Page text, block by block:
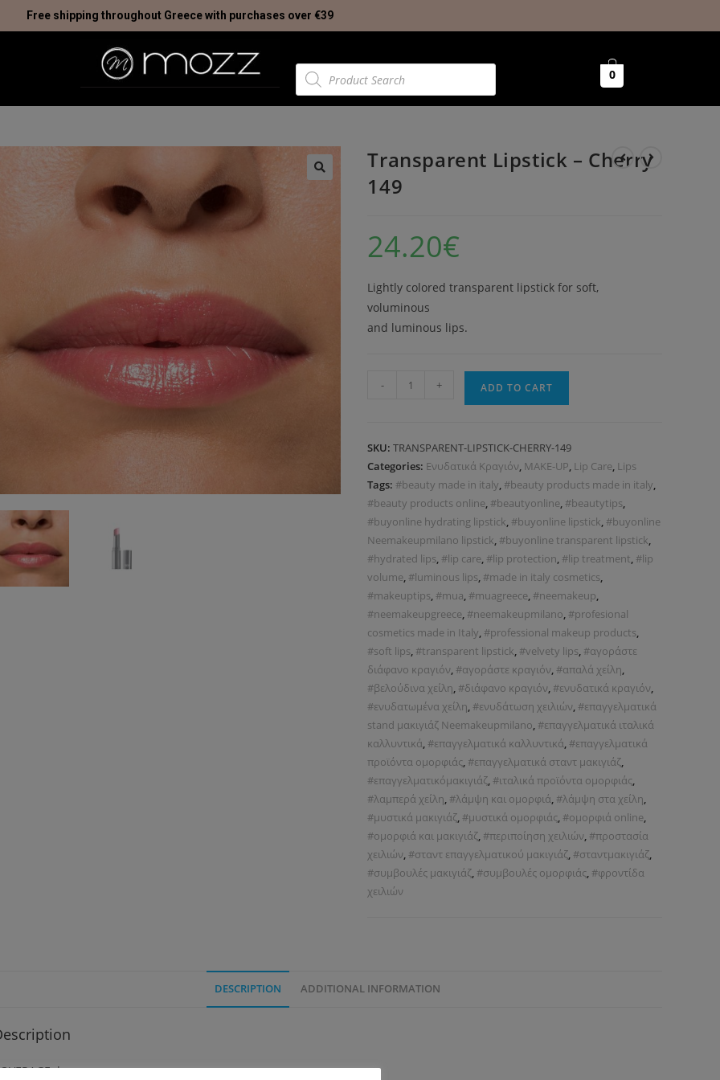
Free shipping throughout Greece with purchases over €39
0
Transparent Lipstick – Cherry
149
24.20€
Lightly colored transparent lipstick for soft,
voluminous
and luminous lips.
- + ADD TO CART
SKU:TRANSPARENT-LIPSTICK-CHERRY-149
Categories: Ενυδατικά Κραγιόν, MAKE-UP, Lip Care, Lips
Tags: #beauty made in italy, #beauty products made in italy,
#beauty products online, #beautyonline, #beautytips,
#buyonline hydrating lipstick, #buyonline lipstick, #buyonline
Neemakeupmilano lipstick, #buyonline transparent lipstick,
#hydrated lips, #lip care, #lip protection, #lip treatment, #lip
volume, #luminous lips, #made in italy cosmetics,
#makeuptips, #mua, #muagreece, #neemakeup,
#neemakeupgreece, #neemakeupmilano, #profesional
cosmetics made in Italy, #professional makeup products,
#soft lips, #transparent lipstick, #velvety lips, #αγοράστε
διάφανο κραγιόν, #αγοράστε κραγιόν, #απαλά χείλη,
#βελούδινα χείλη, #διάφανο κραγιόν, #ενυδατικά κραγιόν,
#ενυδατωμένα χείλη, #ενυδάτωση χειλιών, #επαγγελματικά
stand μακιγιάζ Neemakeupmilano, #επαγγελματικά ιταλικά
καλλυντικά, #επαγγελματικά καλλυντικά, #επαγγελματικά
προϊόντα ομορφιάς, #επαγγελματικά σταντ μακιγιάζ,
#επαγγελματικόμακιγιάζ, #ιταλικά προϊόντα ομορφιάς,
#λαμπερά χείλη, #λάμψη και ομορφιά, #λάμψη στα χείλη,
#μυστικά μακιγιάζ, #μυστικά ομορφιάς, #ομορφιά online,
#ομορφιά και μακιγιάζ, #περιποίηση χειλιών, #προστασία
χειλιών, #σταντ επαγγελματικού μακιγιάζ, #σταντμακιγιάζ,
#συμβουλές μακιγιάζ, #συμβουλές ομορφιάς, #φροντίδα
χειλιών
DESCRIPTION ADDITIONAL INFORMATION
low.